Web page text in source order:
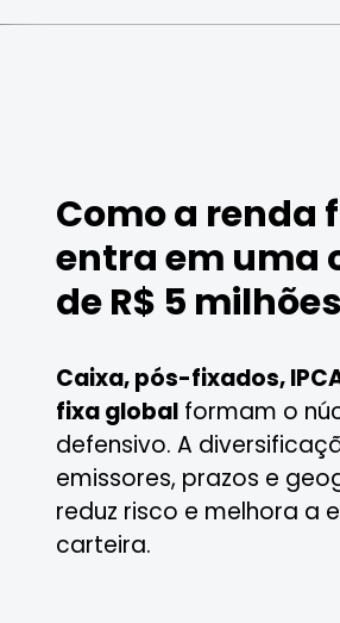
Caixa, pós-fixados,
fixa global formam o
defensivo. A
emissores, prazos e
reduz risco e melhora a
carteira.
Como a renda
entra em uma
de R$ 5